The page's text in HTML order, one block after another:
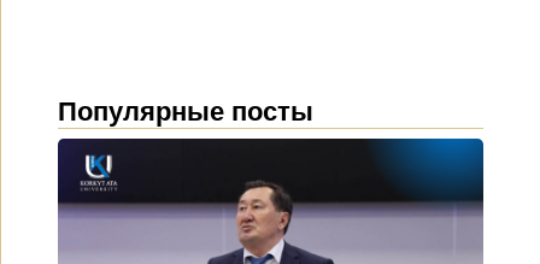
Популярные посты